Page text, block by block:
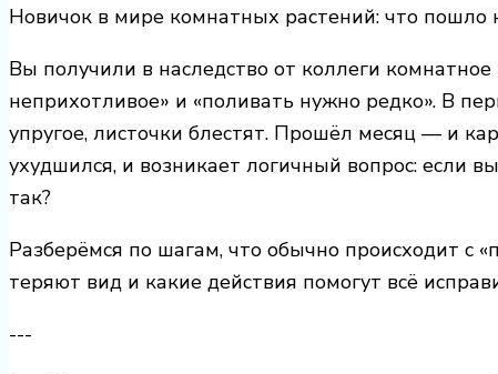
Новичок в мире комнатных растений: что пошло
Вы получили в наследство от коллеги комнатное
неприхотливое» и «поливать нужно редко». В
упругое, листочки блестят. Прошёл месяц — и
ухудшился, и возникает логичный вопрос: если
так?
Разберёмся по шагам, что обычно происходит с
теряют вид и какие действия помогут всё
---